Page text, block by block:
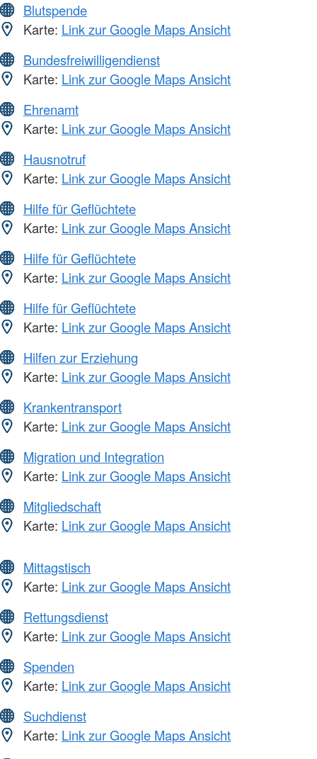
Blutspende
Karte: Link zur Google Maps Ansicht
Bundesfreiwilligendienst
Karte: Link zur Google Maps Ansicht
Ehrenamt
Karte: Link zur Google Maps Ansicht
Hausnotruf
Karte: Link zur Google Maps Ansicht
Hilfe für Geflüchtete
Karte: Link zur Google Maps Ansicht
Hilfe für Geflüchtete
Karte: Link zur Google Maps Ansicht
Hilfe für Geflüchtete
Karte: Link zur Google Maps Ansicht
Hilfen zur Erziehung
Karte: Link zur Google Maps Ansicht
Krankentransport
Karte: Link zur Google Maps Ansicht
Migration und Integration
Karte: Link zur Google Maps Ansicht
Mitgliedschaft
Karte: Link zur Google Maps Ansicht
Mittagstisch
Karte: Link zur Google Maps Ansicht
Rettungsdienst
Karte: Link zur Google Maps Ansicht
Spenden
Karte: Link zur Google Maps Ansicht
Suchdienst
Karte: Link zur Google Maps Ansicht